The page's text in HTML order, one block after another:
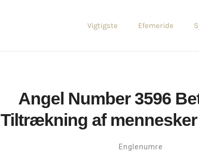
Vigtigste Efemeride
Angel Number 3596
Tiltrækning af mennesker
Englenumre